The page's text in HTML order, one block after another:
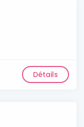
Détails